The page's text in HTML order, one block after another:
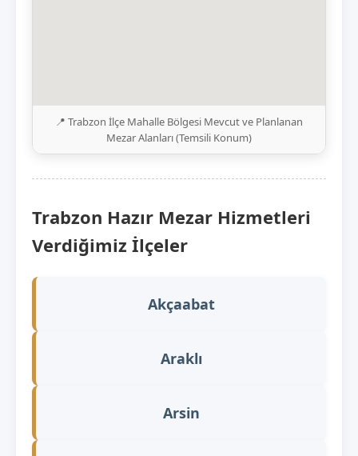
📍 Trabzon İlçe Mahalle Bölgesi Mevcut ve Planlanan
Mezar Alanları (Temsili Konum)
Trabzon Hazır Mezar Hizmetleri
Verdiğimiz İlçeler
Akçaabat
Araklı
Arsin